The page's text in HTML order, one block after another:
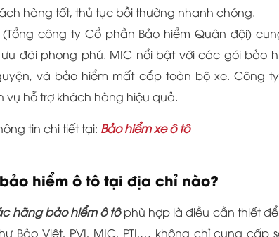
hàng tốt, thủ tục bồi thường nhanh chóng.
(Tổng công ty Cổ phần Bảo hiểm Quân đội)
đãi phong phú. MIC nổi bật với các gói bảo
và bảo hiểm mất cắp toàn bộ xe. Công
vụ hỗ trợ khách hàng hiệu quả.
tin chi tiết tại: Bảo hiểm xe ô tô
hiểm ô tô tại địa chỉ nào?
hãng bảo hiểm ô tôphù hợp là điều cần thiết
Bảo Việt, PVI, MIC, PTI,… không chỉ cung